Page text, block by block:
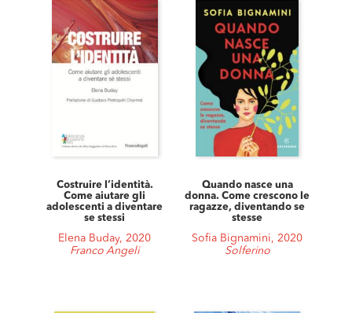
Costruire l’identità.
Come aiutare gli
adolescenti a diventare
se stessi
Elena Buday, 2020
Franco Angeli
Quando nasce una
donna. Come crescono le
ragazze, diventando se
stesse
Sofia Bignamini, 2020
Solferino